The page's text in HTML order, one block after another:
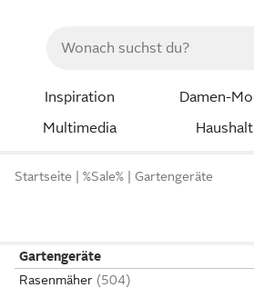
Inspiration Damen-
Multimedia
Haushalt
Startseite %Sale% Gartengeräte
Gartengeräte
Rasenmäher